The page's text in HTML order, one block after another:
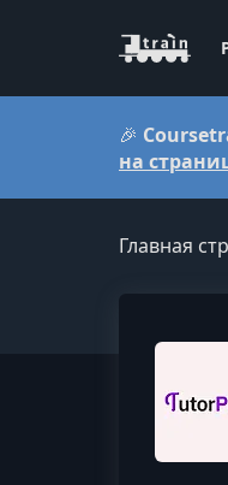
🎉
на
Главная